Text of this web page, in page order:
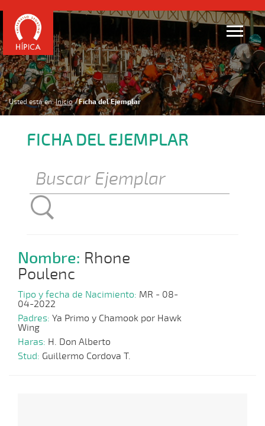
Usted está en: Inicio Ficha del Ejemplar
FICHA DEL EJEMPLAR
Nombre: Rhone
Poulenc
Tipo y fecha de Nacimiento: MR - 08-
04-2022
Padres: Ya Primo y Chamook por Hawk
Wing
Haras: H. Don Alberto
Stud: Guillermo Cordova T.